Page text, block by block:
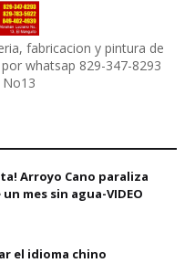
fabricacion y pintura de
whatsap 829-347-8293
Arroyo Cano paraliza
mes sin agua-VIDEO
el idioma chino